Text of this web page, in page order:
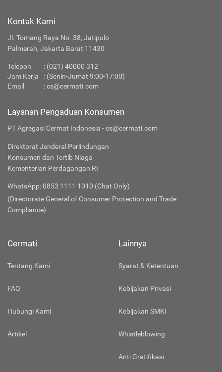
Kontak Kami
Jl. Tomang Raya No. 38, Jatipulo
Palmerah, Jakarta Barat 11430
Telepon : (021) 40000 312
Jam Kerja
: (Senin-Jumat 9:00-17:00)
Email
:cs@cermati.com
Layanan Pengaduan Konsumen
PT Agregasi Cermat Indonesia - cs@cermati.com
Direktorat Jenderal Perlindungan
Konsumen dan Tertib Niaga
Kementerian Perdagangan RI
WhatsApp: 0853 1111 1010 (Chat Only)
(Directorate General of Consumer Protection and Trade
Compliance)
Cermati
Tentang Kami
FAQ
Hubungi Kami
Artikel
Lainnya
Syarat & Ketentuan
Kebijakan Privasi
Kebijakan SMKI
Whistleblowing
Anti Gratifikasi